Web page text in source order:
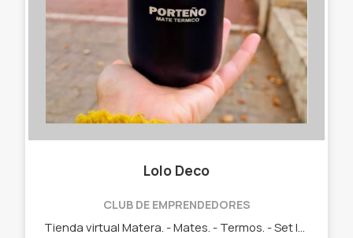
Lolo Deco
CLUB DE EMPRENDEDORES